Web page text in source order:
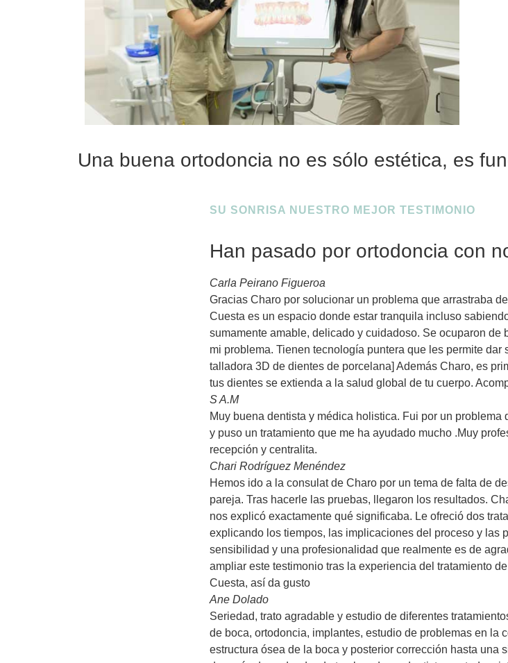
Una buena ortodoncia no es sólo estética, es
SU SONRISA NUESTRO MEJOR TESTIMONIO
Han pasado por ortodoncia con
Carla Peirano Figueroa
Gracias Charo por solucionar un problema que arrastraba
Cuesta es un espacio donde estar tranquila incluso
sumamente amable, delicado y cuidadoso. Se ocuparon de
mi problema. Tienen tecnología puntera que les permite
talladora 3D de dientes de porcelana] Además Charo, es
tus dientes se extienda a la salud global de tu cuerpo.
S A.M
Muy buena dentista y médica holistica. Fui por un
y puso un tratamiento que me ha ayudado mucho .Muy
recepción y centralita.
Chari Rodríguez Menéndez
Hemos ido a la consulat de Charo por un tema de falta de
pareja. Tras hacerle las pruebas, llegaron los resultados.
nos explicó exactamente qué significaba. Le ofreció dos
explicando los tiempos, las implicaciones del proceso y las
sensibilidad y una profesionalidad que realmente es de
ampliar este testimonio tras la experiencia del tratamiento
Cuesta, así da gusto
Ane Dolado
Seriedad, trato agradable y estudio de diferentes
de boca, ortodoncia, implantes, estudio de problemas en la
estructura ósea de la boca y posterior corrección hasta una